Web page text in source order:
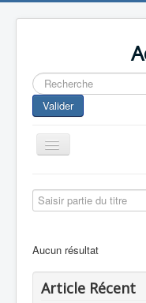
Rechercher
Valider
Toggle
Navigation
Aviation
Europespace
Saisir partie du titre
Aucun résultat
Article Récent